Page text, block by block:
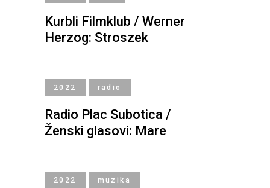
Kurbli Filmklub / Werner
Herzog: Stroszek
2022 radio
Radio Plac Subotica /
Ženski glasovi: Mare
2022 muzika